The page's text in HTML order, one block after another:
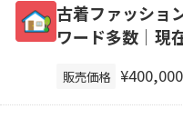
古着ファッショ
ワード多数│現
販売価格 ¥400,000